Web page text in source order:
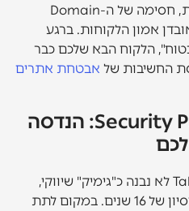
SEO שגוגל עבד קשה כדי לבנות, חסימה של ה-Domain
אמון הלקוחות. ברגע
הלקוח הבא שלכם כבר
החשיבות של אבטחת אתרים
2. הכירו את ה-Security Pulse: הנדסה
כלי הבדיקה שפיתחנו ב-TalPress לא נבנה כ"גימיק" שיווקי,
אלא ככלי דיאגנוסטי מבוסס ניסיון של 16 שנים. במקום לתת